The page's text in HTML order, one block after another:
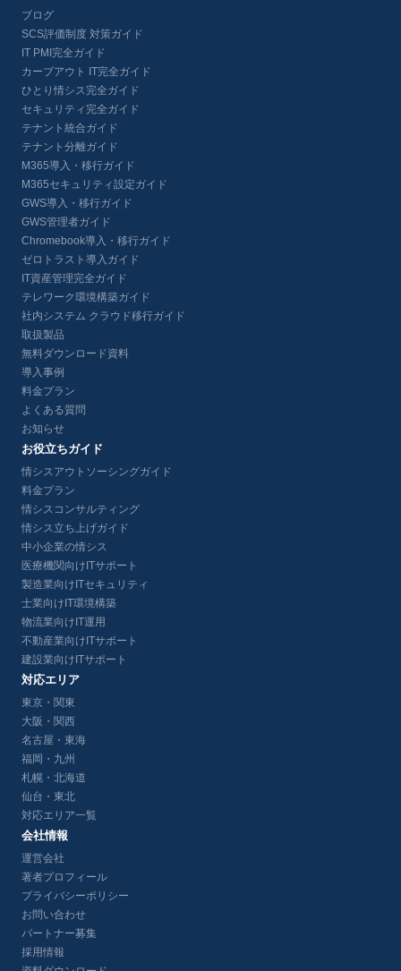
ブログ
SCS評価制度 対策ガイド
IT PMI完全ガイド
カーブアウト IT完全ガイド
ひとり情シス完全ガイド
セキュリティ完全ガイド
テナント統合ガイド
テナント分離ガイド
M365導入・移行ガイド
M365セキュリティ設定ガイド
GWS導入・移行ガイド
GWS管理者ガイド
Chromebook導入・移行ガイド
ゼロトラスト導入ガイド
IT資産管理完全ガイド
テレワーク環境構築ガイド
社内システム クラウド移行ガイド
取扱製品
無料ダウンロード資料
導入事例
料金プラン
よくある質問
お知らせ
お役立ちガイド
情シスアウトソーシングガイド
料金プラン
情シスコンサルティング
情シス立ち上げガイド
中小企業の情シス
医療機関向けITサポート
製造業向けITセキュリティ
士業向けIT環境構築
物流業向けIT運用
不動産業向けITサポート
建設業向けITサポート
対応エリア
東京・関東
大阪・関西
名古屋・東海
福岡・九州
札幌・北海道
仙台・東北
対応エリア一覧
会社情報
運営会社
著者プロフィール
プライバシーポリシー
お問い合わせ
パートナー募集
採用情報